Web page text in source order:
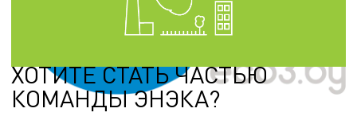
особым режимом использования, размер которой обеспечивает достаточный
уровень безопасности здоровья населения от вредного воздействия
ХОТИТЕ СТАТЬ ЧАСТЬЮ
КОМАНДЫ ЭНЭКА?